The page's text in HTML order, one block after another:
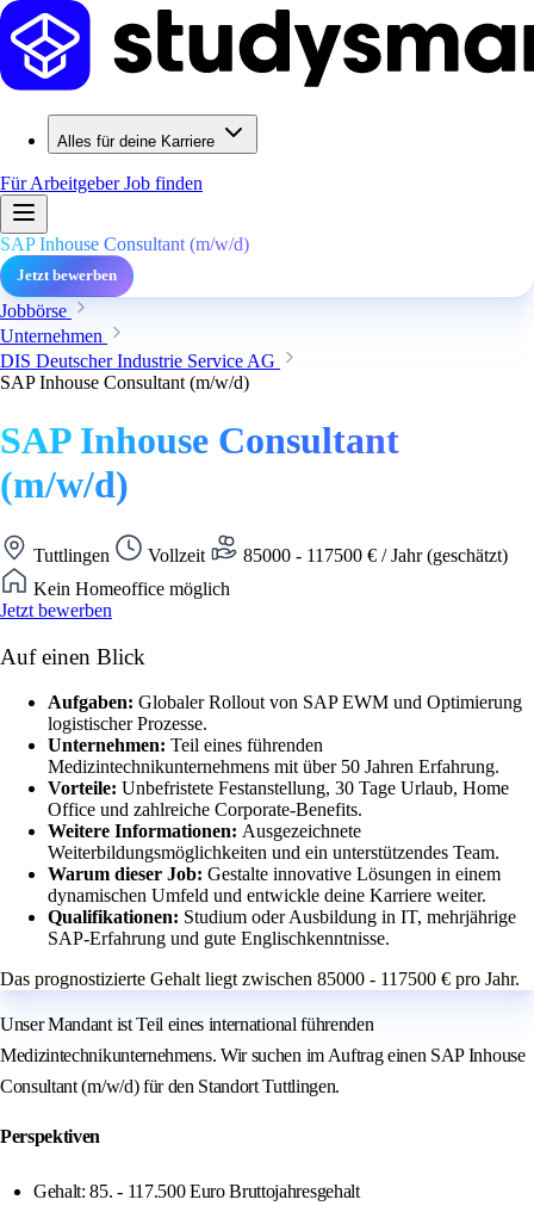
Alles für deine Karriere
Für ArbeitgeberJob finden
SAP Inhouse Consultant (m/w/d)
Jetzt bewerben
Jobbörse
Unternehmen
DIS Deutscher Industrie Service AG
SAP Inhouse Consultant (m/w/d)
SAP Inhouse Consultant
(m/w/d)
Tuttlingen Vollzeit
85000 - 117500 € / Jahr (geschätzt)
Kein Homeoffice möglich
Jetzt bewerben
Auf einen Blick
Aufgaben: Globaler Rollout von SAP EWM und Optimierung
logistischer Prozesse.
Unternehmen: Teil eines führenden
Medizintechnikunternehmens mit über 50 Jahren Erfahrung.
Vorteile: Unbefristete Festanstellung, 30 Tage Urlaub, Home
Office und zahlreiche Corporate-Benefits.
Weitere Informationen: Ausgezeichnete
Weiterbildungsmöglichkeiten und ein unterstützendes Team.
Warum dieser Job: Gestalte innovative Lösungen in einem
dynamischen Umfeld und entwickle deine Karriere weiter.
Qualifikationen: Studium oder Ausbildung in IT, mehrjährige
SAP-Erfahrung und gute Englischkenntnisse.
Das prognostizierte Gehalt liegt zwischen 85000 - 117500 € pro Jahr.
Unser Mandant ist Teil eines international führenden
Medizintechnikunternehmens. Wir suchen im Auftrag einen SAP Inhouse
Consultant (m/w/d) für den Standort Tuttlingen.
Perspektiven
Gehalt: 85. - 117.500 Euro Bruttojahresgehalt